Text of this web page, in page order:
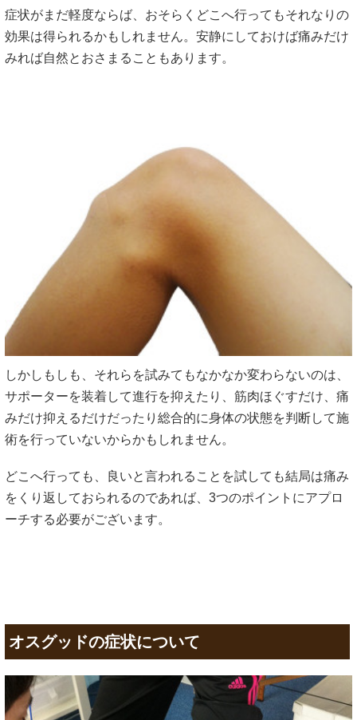
症状がまだ軽度ならば、おそらくどこへ行ってもそれなりの
効果は得られるかもしれません。安静にしておけば痛みだけ
みれば自然とおさまることもあります。
しかしもしも、それらを試みてもなかなか変わらないのは、
サポーターを装着して進行を抑えたり、筋肉ほぐすだけ、痛
みだけ抑えるだけだったり総合的に身体の状態を判断して施
術を行っていないからかもしれません。
どこへ行っても、良いと言われることを試しても結局は痛み
をくり返しておられるのであれば、3つのポイントにアプロ
ーチする必要がございます。
オスグッドの症状について